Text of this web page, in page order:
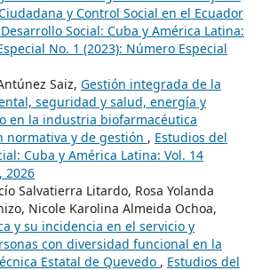
y Control Social en el Ecuador
Social: Cuba y América Latina:
No. 1 (2023): Número Especial
Saiz, Gestión integrada de la
seguridad y salud, energía y
en la industria biofarmacéutica
normativa y de gestión , Estudios del
Cuba y América Latina: Vol. 14
2026
Salvatierra Litardo, Rosa Yolanda
Nicole Karolina Almeida Ochoa,
y su incidencia en el servicio y
con diversidad funcional en la
Estatal de Quevedo , Estudios del